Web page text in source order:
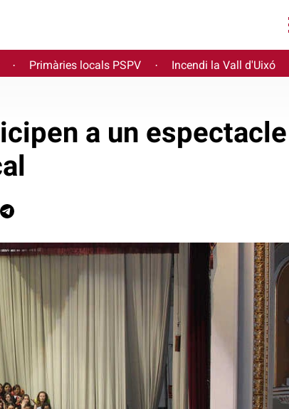
· Primàries locals PSPV · Incendi la Vall d'Uixó
a un espectacle